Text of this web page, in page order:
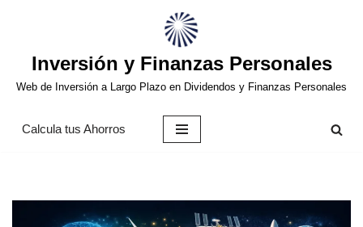
contenido
Inversión y Finanzas Personales
Web de Inversión a Largo Plazo en Dividendos y Finanzas Personales
Calcula tus Ahorros